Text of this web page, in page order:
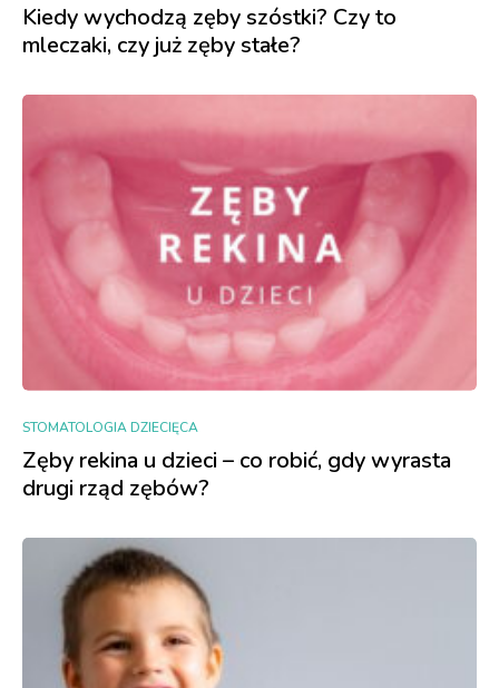
Kiedy wychodzą zęby szóstki? Czy to
mleczaki, czy już zęby stałe?
STOMATOLOGIA DZIECIĘCA
Zęby rekina u dzieci – co robić, gdy wyrasta
drugi rząd zębów?